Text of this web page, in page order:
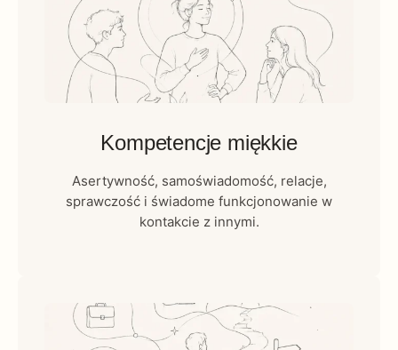
Kompetencje miękkie
Asertywność, samoświadomość, relacje,
sprawczość i świadome funkcjonowanie w
kontakcie z innymi.